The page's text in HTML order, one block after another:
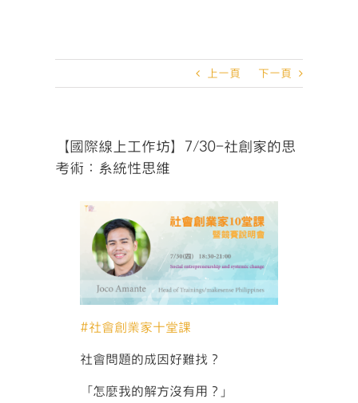
上一頁 下一頁
【國際線上工作坊】7/30-社創家的思
考術：系統性思維
#社會創業家十堂課
社會問題的成因好難找？
「怎麼我的解方沒有用？」